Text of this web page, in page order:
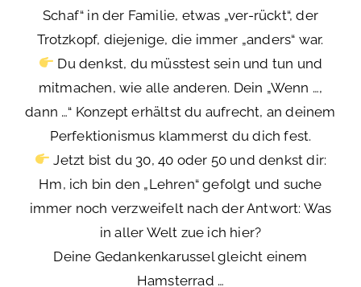
Schaf“ in der Familie, etwas „ver-rückt“, der
Trotzkopf, diejenige, die immer „anders“ war.
Du denkst, du müsstest sein und tun und
mitmachen, wie alle anderen. Dein „Wenn …,
dann …“ Konzept erhältst du aufrecht, an deinem
Perfektionismus klammerst du dich fest.
Jetzt bist du 30, 40 oder 50 und denkst dir:
Hm, ich bin den „Lehren“ gefolgt und suche
immer noch verzweifelt nach der Antwort: Was
in aller Welt zue ich hier?
Deine Gedankenkarussel gleicht einem
Hamsterrad …